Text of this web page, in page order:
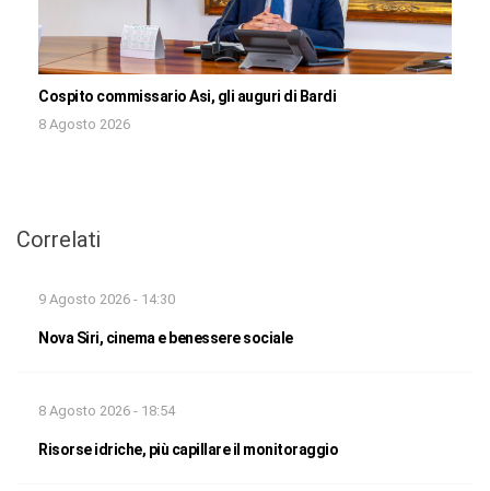
Cospito commissario Asi, gli auguri di Bardi
8 Agosto 2026
Correlati
9 Agosto 2026 - 14:30
Nova Siri, cinema e benessere sociale
8 Agosto 2026 - 18:54
Risorse idriche, più capillare il monitoraggio